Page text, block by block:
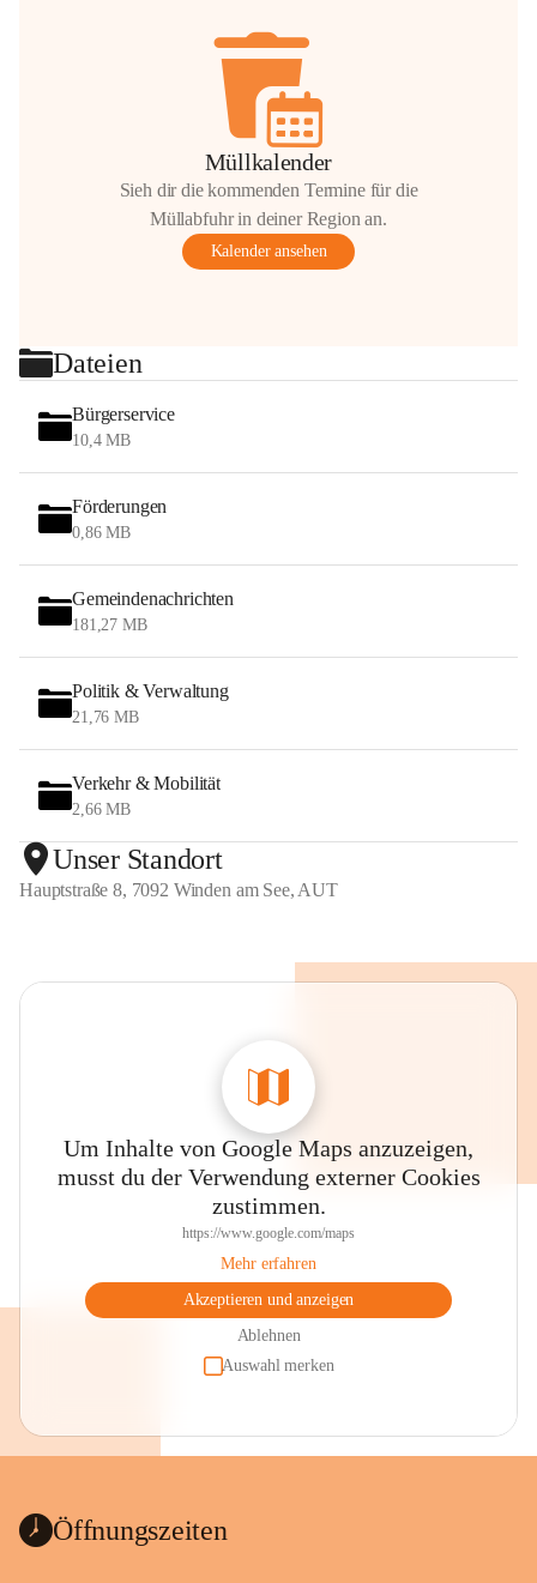
Müllkalender
Sieh dir die kommenden Termine für die
Müllabfuhr in deiner Region an.
Kalender ansehen
Dateien
Bürgerservice
10,4 MB
Förderungen
0,86 MB
Gemeindenachrichten
181,27 MB
Politik & Verwaltung
21,76 MB
Verkehr & Mobilität
2,66 MB
Unser Standort
Hauptstraße 8, 7092 Winden am See, AUT
Um Inhalte von Google Maps anzuzeigen,
musst du der Verwendung externer Cookies
zustimmen.
https://www.google.com/maps
Mehr erfahren
Akzeptieren und anzeigen
Ablehnen
Auswahl merken
Öffnungszeiten